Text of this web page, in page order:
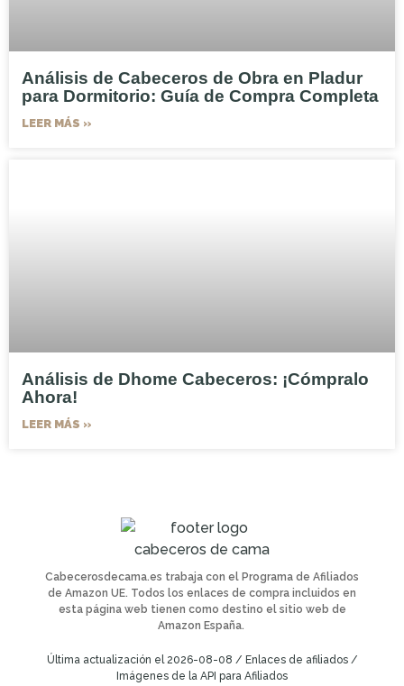
Análisis de Cabeceros de Obra en Pladur
para Dormitorio: Guía de Compra Completa
LEER MÁS »
Análisis de Dhome Cabeceros: ¡Cómpralo
Ahora!
LEER MÁS »
Cabecerosdecama.es trabaja con el Programa de Afiliados
de Amazon UE. Todos los enlaces de compra incluidos en
esta página web tienen como destino el sitio web de
Amazon España.
Última actualización el 2026-08-08 / Enlaces de afiliados /
Imágenes de la API para Afiliados